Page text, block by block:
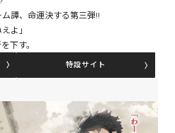
クパルフェ
閉じる
譚、命運決する第三弾!!
よ」
下す。
特設サイト